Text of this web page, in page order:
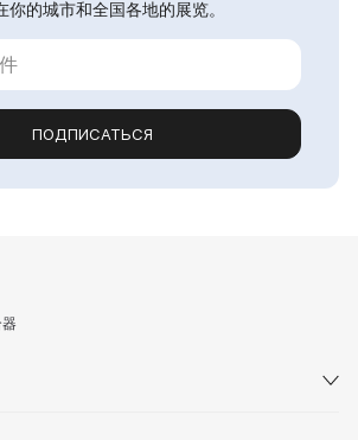
你的城市和全国各地的展览。
ПОДПИСАТЬСЯ